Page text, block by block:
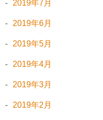
2019年7月
2019年6月
2019年5月
2019年4月
2019年3月
2019年2月